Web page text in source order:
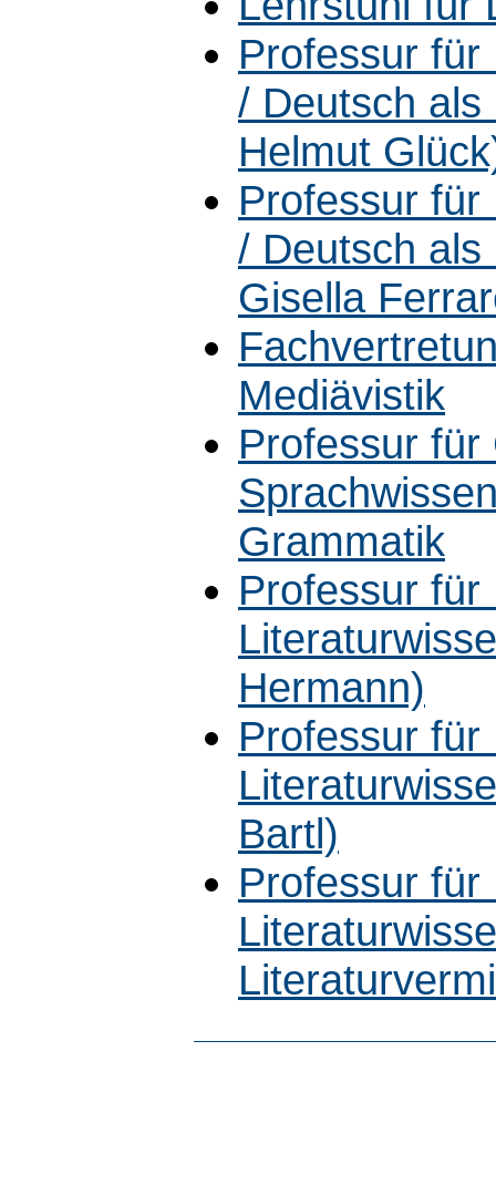
Professur für
/ Deutsch
Helmut
Professur für
/ Deutsch
Gisella
Mediävistik
Professur
Grammatik
Professur für
Hermann)
Professur für
Bartl)
Professur für